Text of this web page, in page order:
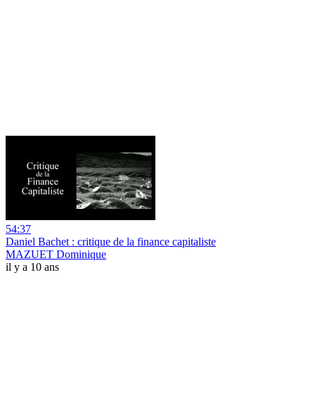
54:37
Daniel Bachet : critique de la finance capitaliste
MAZUET Dominique
il y a 10 ans